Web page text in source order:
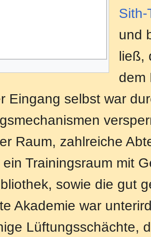
Sith-
und
ließ,
dem
Eingang selbst war
Raum, zahlreiche
Trainingsraum mit
sowie die gut
Akademie war
Lüftungsschächte,